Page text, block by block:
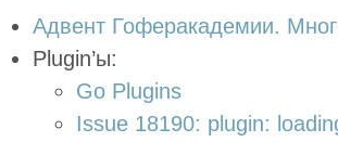
Адвент Гоферакадемии.
Plugin’ы:
Go Plugins
Issue 18190: plugin: